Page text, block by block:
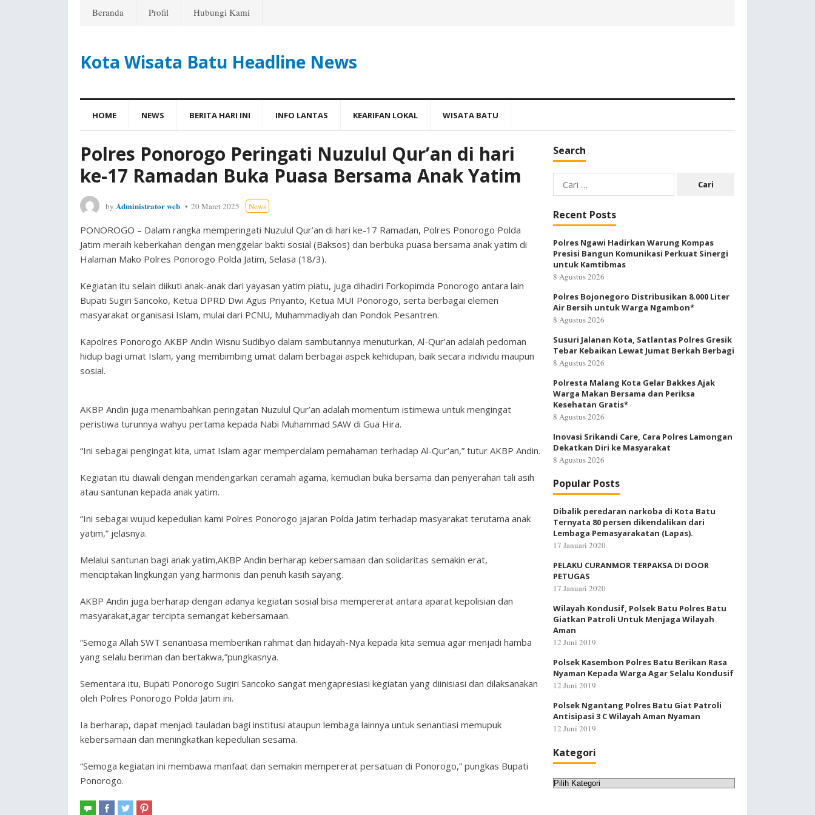
Beranda Profil Hubungi Kami
Kota Wisata Batu Headline News
HOME NEWS BERITA HARI INI INFO LANTAS KEARIFAN LOKAL WISATA BATU
Polres Ponorogo Peringati Nuzulul Qur’an di hari
ke-17 Ramadan Buka Puasa Bersama Anak Yatim
by Administrator web 20 Maret 2025 News
PONOROGO – Dalam rangka memperingati Nuzulul Qur’an di hari ke-17 Ramadan, Polres Ponorogo Polda
Jatim meraih keberkahan dengan menggelar bakti sosial (Baksos) dan berbuka puasa bersama anak yatim di
Halaman Mako Polres Ponorogo Polda Jatim, Selasa (18/3).
Kegiatan itu selain diikuti anak-anak dari yayasan yatim piatu, juga dihadiri Forkopimda Ponorogo antara lain
Bupati Sugiri Sancoko, Ketua DPRD Dwi Agus Priyanto, Ketua MUI Ponorogo, serta berbagai elemen
masyarakat organisasi Islam, mulai dari PCNU, Muhammadiyah dan Pondok Pesantren.
Kapolres Ponorogo AKBP Andin Wisnu Sudibyo dalam sambutannya menuturkan, Al-Qur’an adalah pedoman
hidup bagi umat Islam, yang membimbing umat dalam berbagai aspek kehidupan, baik secara individu maupun
sosial.
AKBP Andin juga menambahkan peringatan Nuzulul Qur’an adalah momentum istimewa untuk mengingat
peristiwa turunnya wahyu pertama kepada Nabi Muhammad SAW di Gua Hira.
“Ini sebagai pengingat kita, umat Islam agar memperdalam pemahaman terhadap Al-Qur’an,” tutur AKBP Andin.
Kegiatan itu diawali dengan mendengarkan ceramah agama, kemudian buka bersama dan penyerahan tali asih
atau santunan kepada anak yatim.
“Ini sebagai wujud kepedulian kami Polres Ponorogo jajaran Polda Jatim terhadap masyarakat terutama anak
yatim,” jelasnya.
Melalui santunan bagi anak yatim,AKBP Andin berharap kebersamaan dan solidaritas semakin erat,
menciptakan lingkungan yang harmonis dan penuh kasih sayang.
AKBP Andin juga berharap dengan adanya kegiatan sosial bisa mempererat antara aparat kepolisian dan
masyarakat,agar tercipta semangat kebersamaan.
“Semoga Allah SWT senantiasa memberikan rahmat dan hidayah-Nya kepada kita semua agar menjadi hamba
yang selalu beriman dan bertakwa,”pungkasnya.
Sementara itu, Bupati Ponorogo Sugiri Sancoko sangat mengapresiasi kegiatan yang diinisiasi dan dilaksanakan
oleh Polres Ponorogo Polda Jatim ini.
Ia berharap, dapat menjadi tauladan bagi institusi ataupun lembaga lainnya untuk senantiasi memupuk
kebersamaan dan meningkatkan kepedulian sesama.
“Semoga kegiatan ini membawa manfaat dan semakin mempererat persatuan di Ponorogo,” pungkas Bupati
Ponorogo.
Search
Cari
untuk:
Recent Posts
Polres Ngawi Hadirkan Warung Kompas
Presisi Bangun Komunikasi Perkuat Sinergi
untuk Kamtibmas
8 Agustus 2026
Polres Bojonegoro Distribusikan 8.000 Liter
Air Bersih untuk Warga Ngambon*
8 Agustus 2026
Susuri Jalanan Kota, Satlantas Polres Gresik
Tebar Kebaikan Lewat Jumat Berkah Berbagi
8 Agustus 2026
Polresta Malang Kota Gelar Bakkes Ajak
Warga Makan Bersama dan Periksa
Kesehatan Gratis*
8 Agustus 2026
Inovasi Srikandi Care, Cara Polres Lamongan
Dekatkan Diri ke Masyarakat
8 Agustus 2026
Popular Posts
Dibalik peredaran narkoba di Kota Batu
Ternyata 80 persen dikendalikan dari
Lembaga Pemasyarakatan (Lapas).
17 Januari 2020
PELAKU CURANMOR TERPAKSA DI DOOR
PETUGAS
17 Januari 2020
Wilayah Kondusif, Polsek Batu Polres Batu
Giatkan Patroli Untuk Menjaga Wilayah
Aman
12 Juni 2019
Polsek Kasembon Polres Batu Berikan Rasa
Nyaman Kepada Warga Agar Selalu Kondusif
12 Juni 2019
Polsek Ngantang Polres Batu Giat Patroli
Antisipasi 3 C Wilayah Aman Nyaman
12 Juni 2019
Kategori
Kategori